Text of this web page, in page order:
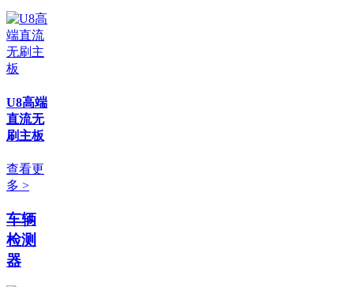
U8高端
直流无
刷主板
查看更
多 >
车辆
检测
器